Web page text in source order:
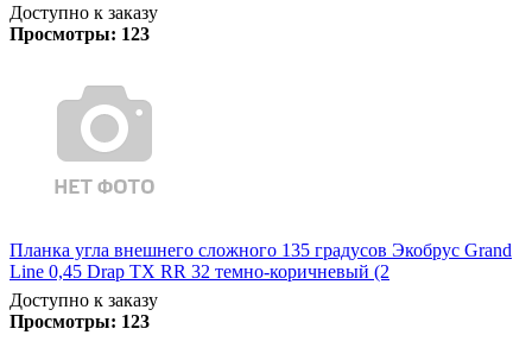
Доступно к заказу
Просмотры: 123
Планка угла внешнего сложного 135 градусов Экобрус Grand
Line 0,45 Drap TX RR 32 темно-коричневый (2
Доступно к заказу
Просмотры: 123